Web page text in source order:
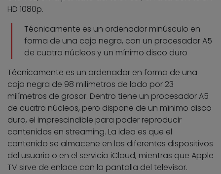
HD 1080p.
Técnicamente es un ordenador minúsculo en
forma de una caja negra, con un procesador A5
de cuatro núcleos y un mínimo disco duro
Técnicamente es un ordenador en forma de una
caja negra de 98 milímetros de lado por 23
milímetros de grosor. Dentro tiene un procesador A5
de cuatro núcleos, pero dispone de un mínimo disco
duro, el imprescindible para poder reproducir
contenidos en streaming. La idea es que el
contenido se almacene en los diferentes dispositivos
del usuario o en el servicio iCloud, mientras que Apple
TV sirve de enlace con la pantalla del televisor.